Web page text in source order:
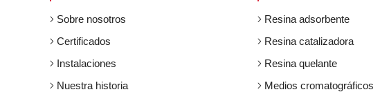
Sobre nosotros
Certificados
Instalaciones
Nuestra historia
Resina adsorbente
Resina catalizadora
Resina quelante
Medios cromatográficos